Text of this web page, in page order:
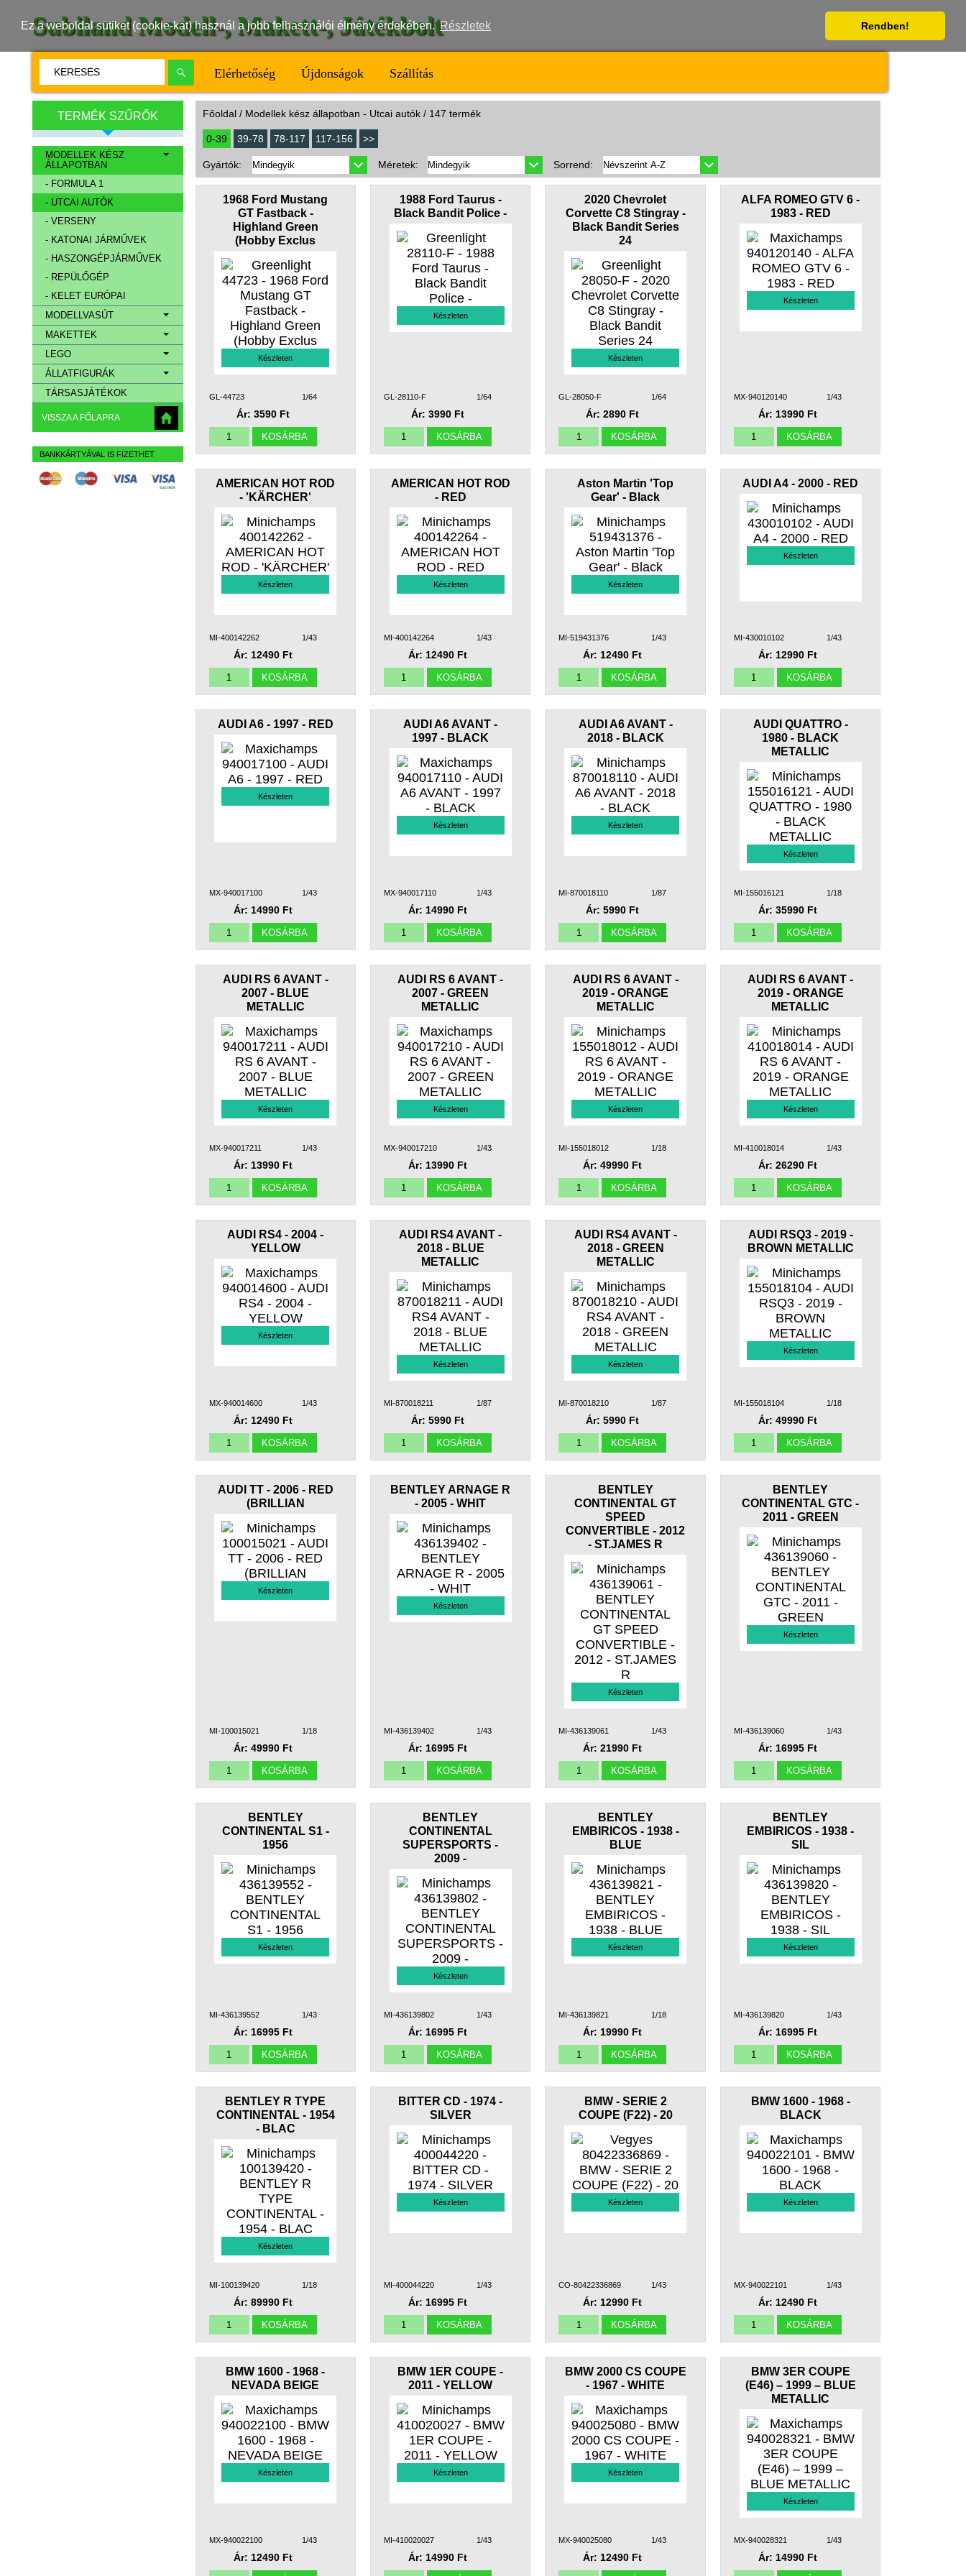
Ez a weboldal sütiket (cookie-kat) használ a jobb felhasználói élmény érdekében. Részletek Rendben!
Subiland Modell-, Makett-, Játékbolt
Elérhetőség Újdonságok Szállítás
TERMÉK SZŰRŐK
MODELLEK KÉSZ
ÁLLAPOTBAN
- FORMULA 1
- UTCAI AUTÓK
- VERSENY
- KATONAI JÁRMŰVEK
- HASZONGÉPJÁRMŰVEK
- REPÜLŐGÉP
- KELET EURÓPAI
MODELLVASÚT
MAKETTEK
LEGO
ÁLLATFIGURÁK
TÁRSASJÁTÉKOK
VISSZA A FŐLAPRA
BANKKÁRTYÁVAL IS FIZETHET
Főoldal/ Modellek kész állapotban - Utcai autók / 147 termék
0-39 39-78 78-117 117-156 >>
Gyártók: Méretek: Sorrend:
1968 Ford Mustang
GT Fastback -
Highland Green
(Hobby Exclus
Készleten
GL-44723 1/64
Ár: 3590 Ft
1988 Ford Taurus -
Black Bandit Police -
Készleten
GL-28110-F 1/64
Ár: 3990 Ft
2020 Chevrolet
Corvette C8 Stingray -
Black Bandit Series
24
Készleten
GL-28050-F 1/64
Ár: 2890 Ft
ALFA ROMEO GTV 6 -
1983 - RED
Készleten
MX-940120140 1/43
Ár: 13990 Ft
AMERICAN HOT ROD
- 'KÄRCHER'
Készleten
MI-400142262 1/43
Ár: 12490 Ft
AMERICAN HOT ROD
- RED
Készleten
MI-400142264 1/43
Ár: 12490 Ft
Aston Martin 'Top
Gear' - Black
Készleten
MI-519431376 1/43
Ár: 12490 Ft
AUDI A4 - 2000 - RED
Készleten
MI-430010102 1/43
Ár: 12990 Ft
AUDI A6 - 1997 - RED
Készleten
MX-940017100 1/43
Ár: 14990 Ft
AUDI A6 AVANT -
1997 - BLACK
Készleten
MX-940017110 1/43
Ár: 14990 Ft
AUDI A6 AVANT -
2018 - BLACK
Készleten
MI-870018110 1/87
Ár: 5990 Ft
AUDI QUATTRO -
1980 - BLACK
METALLIC
Készleten
MI-155016121 1/18
Ár: 35990 Ft
AUDI RS 6 AVANT -
2007 - BLUE
METALLIC
Készleten
MX-940017211 1/43
Ár: 13990 Ft
AUDI RS 6 AVANT -
2007 - GREEN
METALLIC
Készleten
MX-940017210 1/43
Ár: 13990 Ft
AUDI RS 6 AVANT -
2019 - ORANGE
METALLIC
Készleten
MI-155018012 1/18
Ár: 49990 Ft
AUDI RS 6 AVANT -
2019 - ORANGE
METALLIC
Készleten
MI-410018014 1/43
Ár: 26290 Ft
AUDI RS4 - 2004 -
YELLOW
Készleten
MX-940014600 1/43
Ár: 12490 Ft
AUDI RS4 AVANT -
2018 - BLUE
METALLIC
Készleten
MI-870018211 1/87
Ár: 5990 Ft
AUDI RS4 AVANT -
2018 - GREEN
METALLIC
Készleten
MI-870018210 1/87
Ár: 5990 Ft
AUDI RSQ3 - 2019 -
BROWN METALLIC
Készleten
MI-155018104 1/18
Ár: 49990 Ft
AUDI TT - 2006 - RED
(BRILLIAN
Készleten
MI-100015021 1/18
Ár: 49990 Ft
BENTLEY ARNAGE R
- 2005 - WHIT
Készleten
MI-436139402 1/43
Ár: 16995 Ft
BENTLEY
CONTINENTAL GT
SPEED
CONVERTIBLE - 2012
- ST.JAMES R
Készleten
MI-436139061 1/43
Ár: 21990 Ft
BENTLEY
CONTINENTAL GTC -
2011 - GREEN
Készleten
MI-436139060 1/43
Ár: 16995 Ft
BENTLEY
CONTINENTAL S1 -
1956
Készleten
MI-436139552 1/43
Ár: 16995 Ft
BENTLEY
CONTINENTAL
SUPERSPORTS -
2009 -
Készleten
MI-436139802 1/43
Ár: 16995 Ft
BENTLEY
EMBIRICOS - 1938 -
BLUE
Készleten
MI-436139821 1/18
Ár: 19990 Ft
BENTLEY
EMBIRICOS - 1938 -
SIL
Készleten
MI-436139820 1/43
Ár: 16995 Ft
BENTLEY R TYPE
CONTINENTAL - 1954
- BLAC
Készleten
MI-100139420 1/18
Ár: 89990 Ft
BITTER CD - 1974 -
SILVER
Készleten
MI-400044220 1/43
Ár: 16995 Ft
BMW - SERIE 2
COUPE (F22) - 20
Készleten
CO-80422336869 1/43
Ár: 12990 Ft
BMW 1600 - 1968 -
BLACK
Készleten
MX-940022101 1/43
Ár: 12490 Ft
BMW 1600 - 1968 -
NEVADA BEIGE
Készleten
MX-940022100 1/43
Ár: 12490 Ft
BMW 1ER COUPE -
2011 - YELLOW
Készleten
MI-410020027 1/43
Ár: 14990 Ft
BMW 2000 CS COUPE
- 1967 - WHITE
Készleten
MX-940025080 1/43
Ár: 12490 Ft
BMW 3ER COUPE
(E46) – 1999 – BLUE
METALLIC
Készleten
MX-940028321 1/43
Ár: 14990 Ft